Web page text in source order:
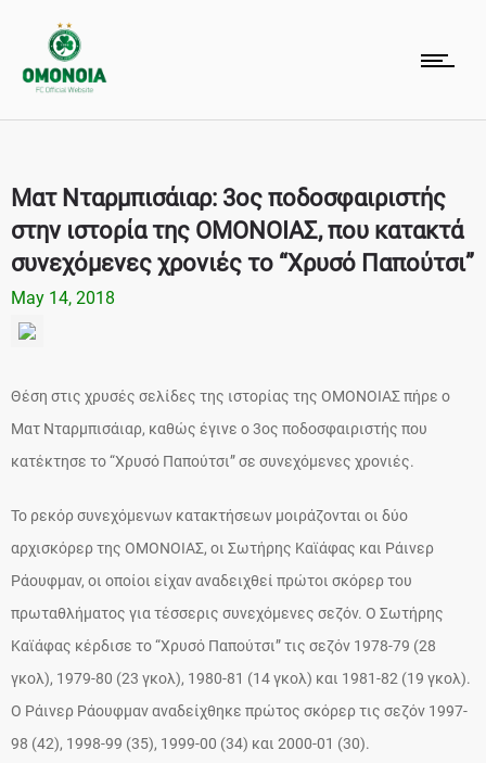
Ματ Νταρμπισάιαρ: 3ος ποδοσφαιριστής
στην ιστορία της ΟΜΟΝΟΙΑΣ, που κατακτά
συνεχόμενες χρονιές το “Χρυσό Παπούτσι”
May 14, 2018
Θέση στις χρυσές σελίδες της ιστορίας της ΟΜΟΝΟΙΑΣ πήρε ο
Ματ Νταρμπισάιαρ, καθώς έγινε ο 3ος ποδοσφαιριστής που
κατέκτησε το “Χρυσό Παπούτσι” σε συνεχόμενες χρονιές.
Το ρεκόρ συνεχόμενων κατακτήσεων μοιράζονται οι δύο
αρχισκόρερ της ΟΜΟΝΟΙΑΣ, οι Σωτήρης Καϊάφας και Ράινερ
Ράουφμαν, οι οποίοι είχαν αναδειχθεί πρώτοι σκόρερ του
πρωταθλήματος για τέσσερις συνεχόμενες σεζόν. Ο Σωτήρης
Καϊάφας κέρδισε το “Χρυσό Παπούτσι” τις σεζόν 1978-79 (28
γκολ), 1979-80 (23 γκολ), 1980-81 (14 γκολ) και 1981-82 (19 γκολ).
Ο Ράινερ Ράουφμαν αναδείχθηκε πρώτος σκόρερ τις σεζόν 1997-
98 (42), 1998-99 (35), 1999-00 (34) και 2000-01 (30).